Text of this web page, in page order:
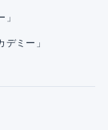
ミー」